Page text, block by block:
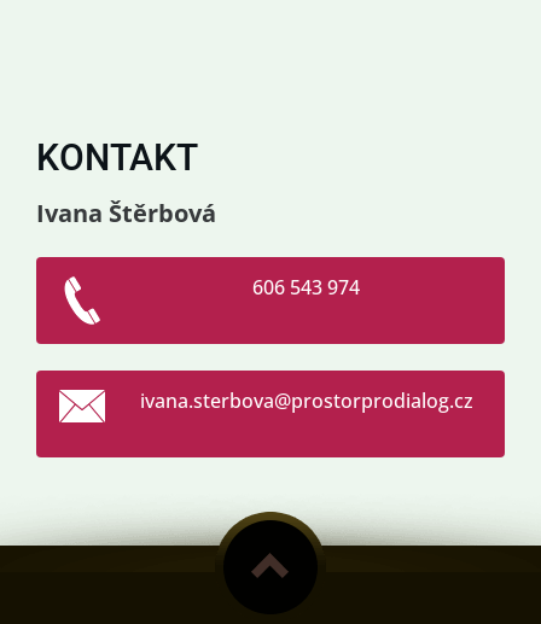
KONTAKT
Ivana Štěrbová
606 543 974
ivana.sterbova@prostorprodialog.cz